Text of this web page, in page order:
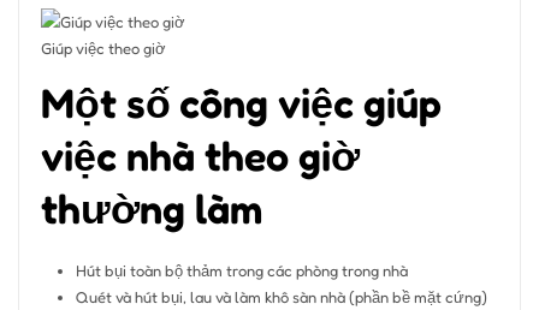
Giúp việc theo giờ
Một số công việc giúp
việc nhà theo giờ
thường làm
Hút bụi toàn bộ thảm trong các phòng trong nhà
Quét và hút bụi, lau và làm khô sàn nhà (phần bề mặt cứng)